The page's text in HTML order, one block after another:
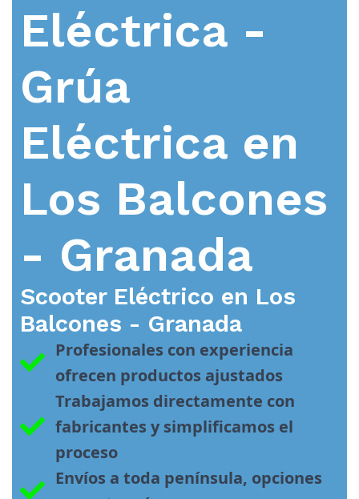
Eléctrica -
Grúa
Eléctrica en
Los Balcones
- Granada
Scooter Eléctrico en Los
Balcones - Granada
Profesionales con experiencia
ofrecen productos ajustados
Trabajamos directamente con
fabricantes y simplificamos el
proceso
Envíos a toda península, opciones